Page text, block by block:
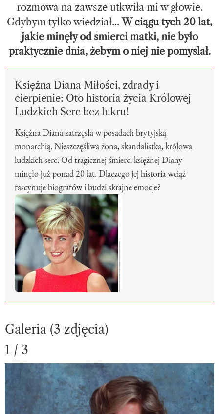
rozmowa na zawsze utkwiła mi w głowie.
Gdybym tylko wiedział...W ciągu tych 20 lat,
jakie minęły od śmierci matki, nie było
praktycznie dnia, żebym o niej nie pomyślał.
Księżna Diana Miłości, zdrady i
cierpienie: Oto historia życia Królowej
Ludzkich Serc bez lukru!
Księżna Diana zatrzęsła w posadach brytyjską
monarchią. Nieszczęśliwa żona, skandalistka, królowa
ludzkich serc. Od tragicznej śmierci księżnej Diany
minęło już ponad 20 lat. Dlaczego jej historia wciąż
fascynuje biografów i budzi skrajne emocje?
Galeria (3 zdjęcia)
1 / 3